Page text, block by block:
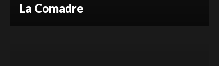
La Comadre